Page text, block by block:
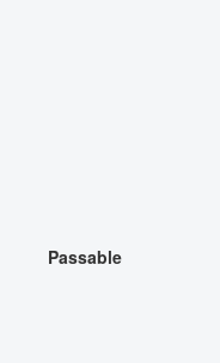
Passable